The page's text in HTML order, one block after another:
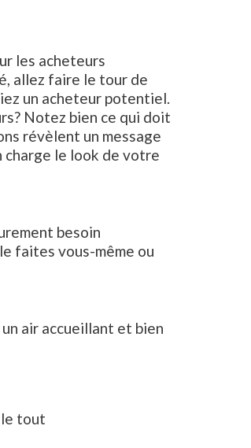
les acheteurs
allez faire le tour de
un acheteur potentiel.
Notez bien ce qui doit
révèlent un message
charge le look de votre
besoin
faites vous-même ou
air accueillant et bien
le tout